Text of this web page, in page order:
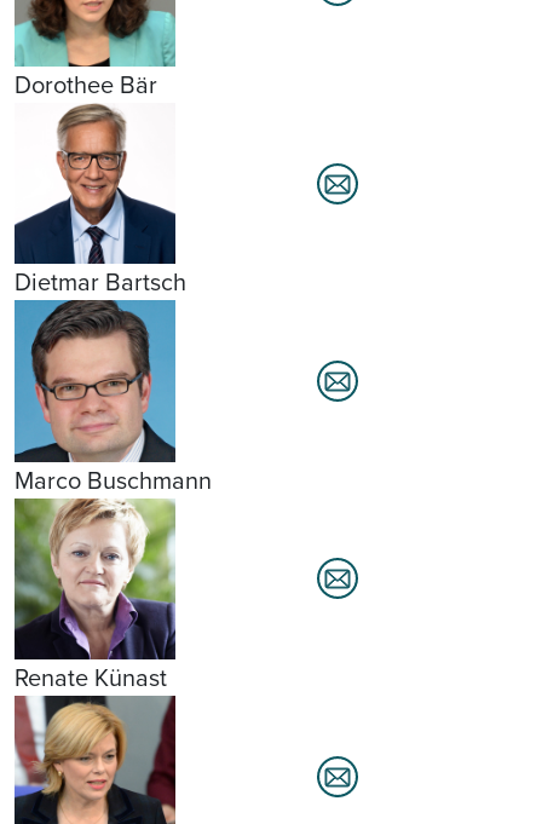
Dorothee Bär
Dietmar Bartsch
Marco Buschmann
Renate Künast